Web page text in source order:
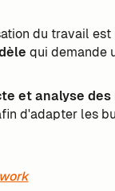
du travail
qui demande
et analyse
d'adapter les